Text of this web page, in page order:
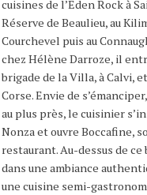
cuisines de l’Eden Rock à
Réserve de Beaulieu, au
Courchevel puis au
chez Hélène Darroze, il
brigade de la Villa, à Calvi,
Corse. Envie de
au plus près, le cuisinier
Nonza et ouvre Boccafine,
restaurant. Au-dessus de ce
dans une ambiance
une cuisine semi-